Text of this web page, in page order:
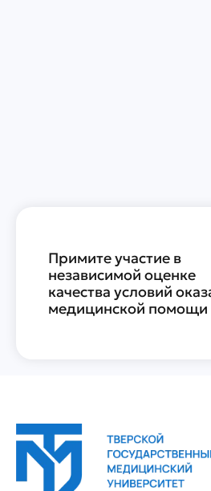
Примите участие в
независимой оценке
качества условий
медицинской помощи